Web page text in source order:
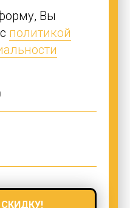
Вы
политикой